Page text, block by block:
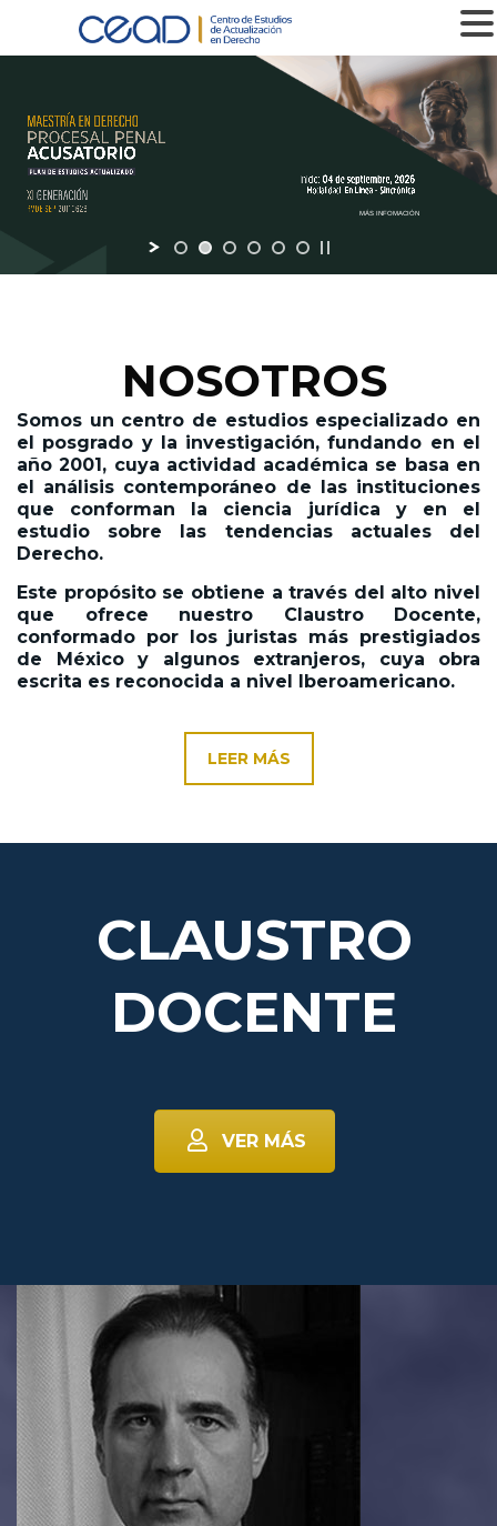
MÁS INFOMACIÓN
NOSOTROS
Somos un centro de estudios especializado en
el posgrado y la investigación,fundando en el
año 2001, cuya actividad académica se basa en
el análisis contemporáneo de las instituciones
que conforman la ciencia jurídica y en el
estudio sobre las tendencias actuales del
Derecho.
Este propósito se obtiene a través del alto nivel
que ofrece nuestro Claustro Docente,
conformado por los juristas más prestigiados
de México y algunos extranjeros, cuya obra
escrita es reconocida a nivel Iberoamericano.
LEER MÁS
CLAUSTRO
DOCENTE
VER MÁS